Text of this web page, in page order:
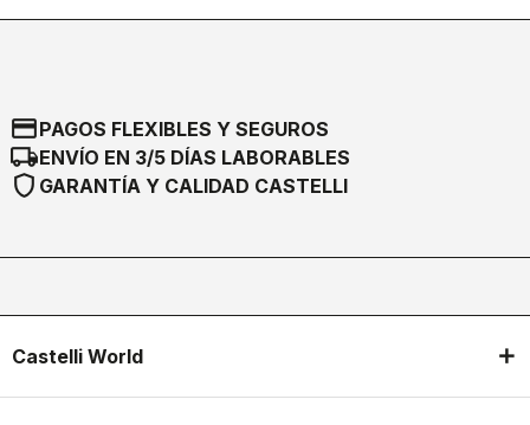
credit_cardPAGOS FLEXIBLES Y SEGUROS
local_shippingENVÍO EN 3/5 DÍAS LABORABLES
shield GARANTÍA Y CALIDAD CASTELLI
Castelli World